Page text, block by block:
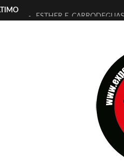
ESTHER F.
[ELECTRA JONDA] DE
TIMBRE 4, LA ESCUELA
30 AÑOS (NO ES NADA)
MILITARES JUDÍAS EN
D’BALDOMEROS
MARSHALL FLASH